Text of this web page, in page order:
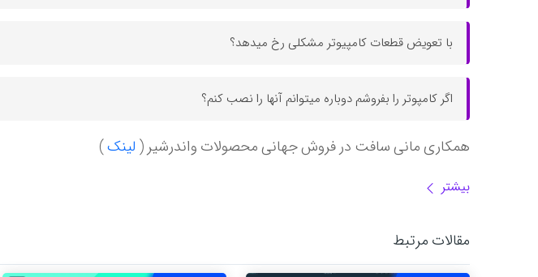
با تعویض قطعات کامپیوتر مشکلی رخ میدهد؟
اگر کامپوتر را بفروشم دوباره میتوانم آنها را نصب کنم؟
همکاری مانی سافت در فروش جهانی محصولات واندرشیر ( لینک)
بیشتر
مقالات مرتبط